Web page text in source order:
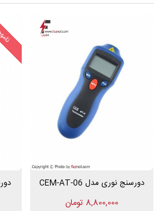
دورسنج نوری مدل CEM-AT-06
8,800,000 تومان